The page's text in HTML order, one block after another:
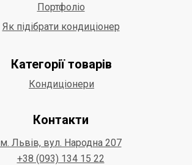
Категорії товарів
Кондиціонери
Контакти
м. Львів, вул. Народна 207
+38 (093) 134 15 22
Портфоліо
Як підібрати кондиціонер